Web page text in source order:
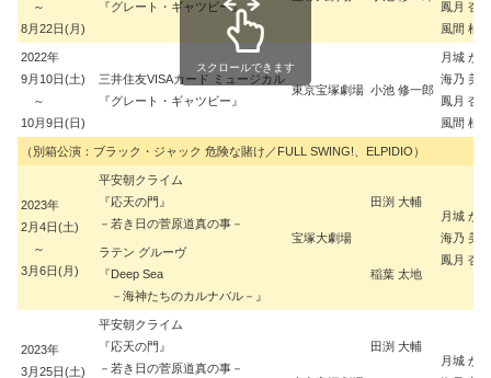
～
8月22日(月)
『グレート・ギャツビー』
鳳月 杏
風間 柚乃
2022年
9月10日(土)
～
10月9日(日)
三井住友VISAカード ミュージカル
『グレート・ギャツビー』
東京宝塚劇場 小池 修一郎
月城 か
海乃 美月
鳳月 杏
風間 柚乃
（別箱公演：ブラック・ジャック 危険な賭け／FULL SWING!、ELPIDIO）
2023年
2月4日(土)
～
3月6日(月)
平安朝クライム
『応天の門』
－若き日の菅原道真の事－
宝塚大劇場
田渕 大輔
月城 か
海乃 美月
鳳月 杏
ラテン グルーヴ
『Deep Sea
－海神たちのカルナバル－』
稲葉 太地
2023年
3月25日(土)
平安朝クライム
『応天の門』
－若き日の菅原道真の事－
田渕 大輔
月城 か
スクロールできます